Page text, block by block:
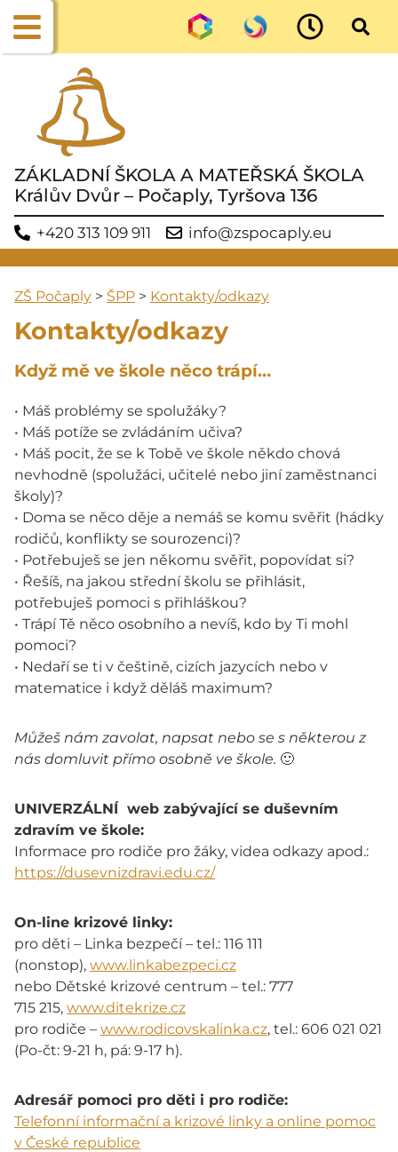
ZÁKLADNÍ ŠKOLA A MATEŘSKÁ ŠKOLA
Králův Dvůr – Počaply, Tyršova 136
+420 313 109 911 info@zspocaply.eu
ZŠ Počaply > ŠPP > Kontakty/odkazy
Kontakty/odkazy
Když mě ve škole něco trápí…
• Máš problémy se spolužáky?
• Máš potíže se zvládáním učiva?
• Máš pocit, že se k Tobě ve škole někdo chová
nevhodně (spolužáci, učitelé nebo jiní zaměstnanci
školy)?
• Doma se něco děje a nemáš se komu svěřit (hádky
rodičů, konflikty se sourozenci)?
• Potřebuješ se jen někomu svěřit, popovídat si?
• Řešíš, na jakou střední školu se přihlásit,
potřebuješ pomoci s přihláškou?
• Trápí Tě něco osobního a nevíš, kdo by Ti mohl
pomoci?
• Nedaří se ti v češtině, cizích jazycích nebo v
matematice i když děláš maximum?
Můžeš nám zavolat, napsat nebo se s některou z
nás domluvit přímo osobně ve škole. 🙂
UNIVERZÁLNÍ web zabývající se duševním
zdravím ve škole:
Informace pro rodiče pro žáky, videa odkazy apod.:
https://dusevnizdravi.edu.cz/
On-line krizové linky:
pro děti – Linka bezpečí – tel.: 116 111
(nonstop), www.linkabezpeci.cz
nebo Dětské krizové centrum – tel.: 777
715 215, www.ditekrize.cz
pro rodiče – www.rodicovskalinka.cz, tel.: 606 021 021
(Po-čt: 9-21 h, pá: 9-17 h).
Adresář pomoci pro děti i pro rodiče:
Telefonní informační a krizové linky a online pomoc
v České republice